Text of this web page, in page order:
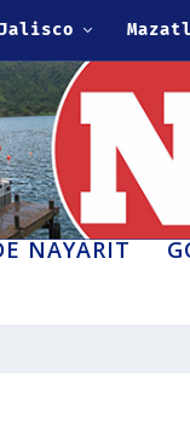
NAYARIT